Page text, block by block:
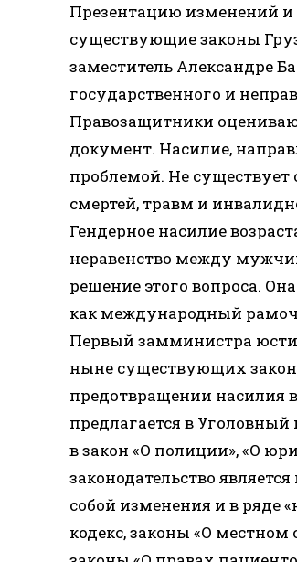
Презентацию изменений и
существующие законы
заместитель Александре
государственного и
Правозащитники
документ. Насилие,
проблемой. Не
смертей, травм и
Гендерное насилие
неравенство между
решение этого вопроса.
как международный
Первый замминистра
ныне существующих
предотвращении насилия
предлагается в
в закон «О полиции», «О
законодательство
собой изменения и в ряде
кодекс, законы «О